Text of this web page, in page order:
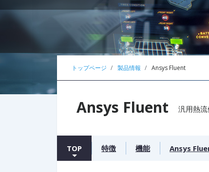
トップページ 製品情報 Ansys Fluent
Ansys Fluent 汎用熱
TOP 特徴 機能 Ansys